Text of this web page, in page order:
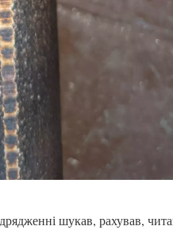
шукав, рахував,